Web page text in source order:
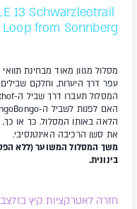
13 Schwarzleotrail
Loop from Sonnberg
מסלול מגוון מאוד מבחינת
עפר דרך היערות, וחלקם
הלאה באותו המסלול. כך או
את סשן הרכיבה האינטנסיבי.
בינונית.
חזרה לאטרקציות קיץ